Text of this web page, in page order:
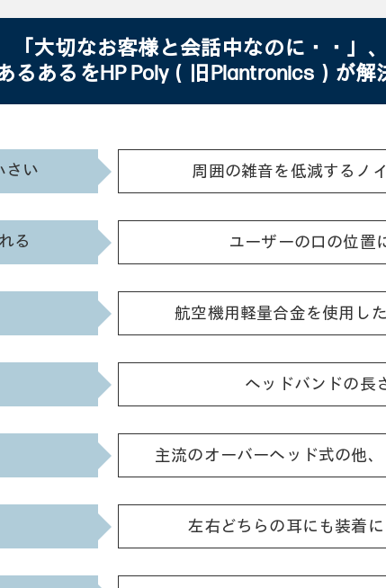
「大切なお客様と会話中なのに・・」、
あるあるをHP Poly（旧Plantronics）が解
さい 周囲の雑音を低減するノ
る ユーザーの口の位置
航空機用軽量合金を使用し
ヘッドバンドの長
主流のオーバーヘッド式の他
左右どちらの耳にも装着